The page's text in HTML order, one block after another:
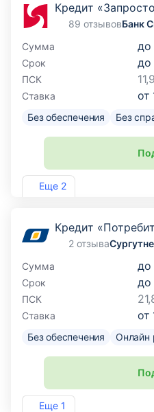
Еще 2
Кредит
89 отзывовБанк
Сумма
до
Срок до
ПСК
Ставка от
Без обеспечения Без
Лиц. №705
Еще 1
Кредит
2 отзыва
Сумма
до
Срок до
ПСК
Ставка от
Без обеспечения Онлайн
Лиц. №588